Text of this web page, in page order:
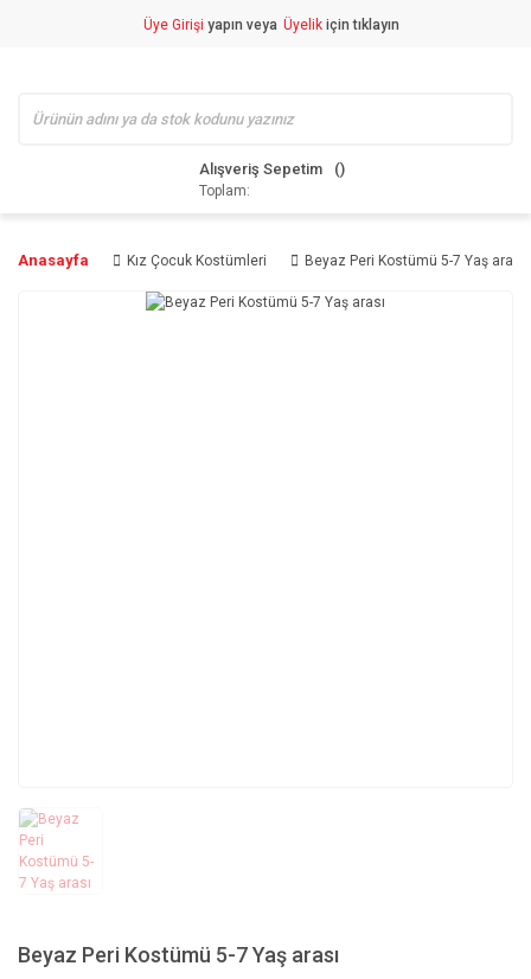
Üye Girişi yapın veya Üyelik için tıklayın
Alışveriş Sepetim
Toplam:
Anasayfa Kız Çocuk Kostümleri Beyaz Peri Kostümü 5-7 Yaş arası
Beyaz Peri Kostümü 5-7 Yaş arası